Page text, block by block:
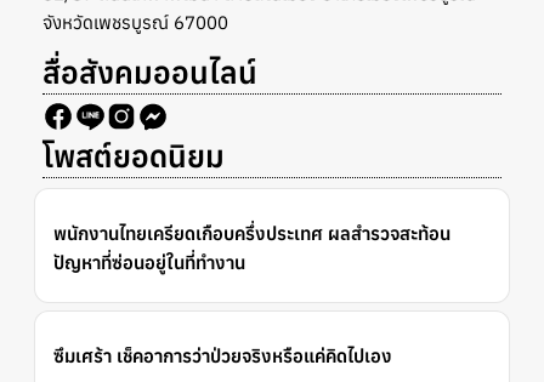
จังหวัดเพชรบูรณ์ 67000
สื่อสังคมออนไลน์
โพสต์ยอดนิยม
พนักงานไทยเครียดเกือบครึ่งประเทศ ผลสำรวจสะท้อน
ปัญหาที่ซ่อนอยู่ในที่ทำงาน
ซึมเศร้า เช็คอาการว่าป่วยจริงหรือแค่คิดไปเอง